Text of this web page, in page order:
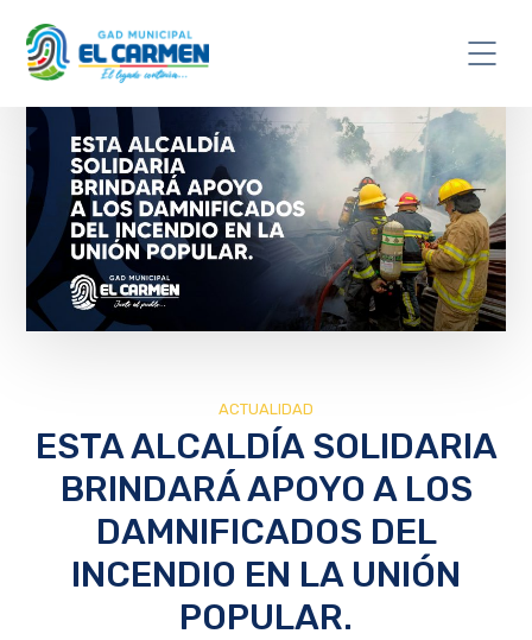
ACTUALIDAD
ESTA ALCALDÍA SOLIDARIA
BRINDARÁ APOYO A LOS
DAMNIFICADOS DEL
INCENDIO EN LA UNIÓN
POPULAR.